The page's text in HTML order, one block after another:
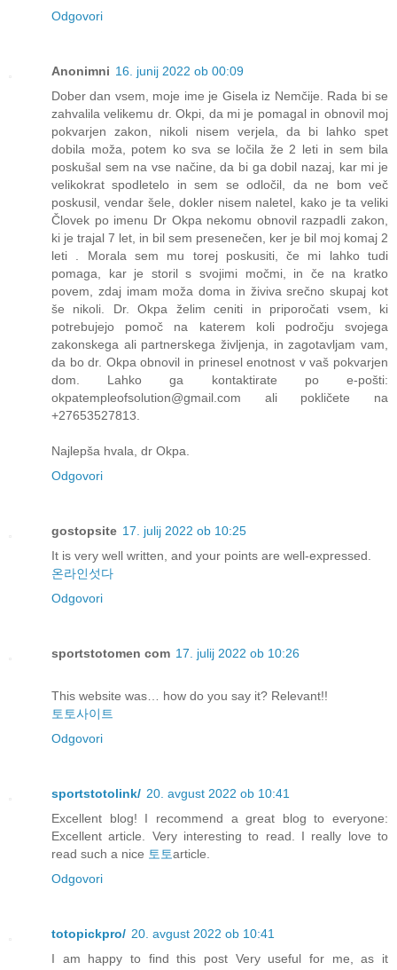
Odgovori
Anonimni 16. junij 2022 ob 00:09
Dober dan vsem, moje ime je Gisela iz Nemčije. Rada bi se
zahvalila velikemu dr. Okpi, da mi je pomagal in obnovil moj
pokvarjen zakon, nikoli nisem verjela, da bi lahko spet
dobila moža, potem ko sva se ločila že 2 leti in sem bila
poskušal sem na vse načine, da bi ga dobil nazaj, kar mi je
velikokrat spodletelo in sem se odločil, da ne bom več
poskusil, vendar šele, dokler nisem naletel, kako je ta veliki
Človek po imenu Dr Okpa nekomu obnovil razpadli zakon,
ki je trajal 7 let, in bil sem presenečen, ker je bil moj komaj 2
leti . Morala sem mu torej poskusiti, če mi lahko tudi
pomaga, kar je storil s svojimi močmi, in če na kratko
povem, zdaj imam moža doma in živiva srečno skupaj kot
še nikoli. Dr. Okpa želim ceniti in priporočati vsem, ki
potrebujejo pomoč na katerem koli področju svojega
zakonskega ali partnerskega življenja, in zagotavljam vam,
da bo dr. Okpa obnovil in prinesel enotnost v vaš pokvarjen
dom. Lahko ga kontaktirate po e-pošti:
okpatempleofsolution@gmail.com ali pokličete na
+27653527813.
Najlepša hvala, dr Okpa.
Odgovori
gostopsite 17. julij 2022 ob 10:25
It is very well written, and your points are well-expressed.
온라인섯다
Odgovori
sportstotomen com 17. julij 2022 ob 10:26
This website was… how do you say it? Relevant!!
토토사이트
Odgovori
sportstotolink/ 20. avgust 2022 ob 10:41
Excellent blog! I recommend a great blog to everyone:
Excellent article. Very interesting to read. I really love to
read such a nice 토토article.
Odgovori
totopickpro/ 20. avgust 2022 ob 10:41
I am happy to find this post Very useful for me, as it